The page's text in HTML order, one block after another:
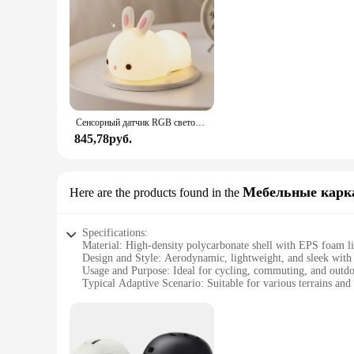
Сенсорный датчик RGB светодиодный ночник с кроликом, 16 цветов, USB перезаряжаемая силиконовая лампа в виде кролика для детей, детские игрушки, подарок на фестиваль
845,78руб.
Here are the products found in the Мебельные
Specifications:
Material: High-density polycarbonate shell with EPS foam
Design and Style: Aerodynamic, lightweight, and sleek
Usage and Purpose: Ideal for cycling, commuting, and
Typical Adaptive Scenario: Suitable for various terrains and
**Optimized Safety and Comfort**